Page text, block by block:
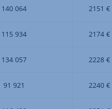
140 064 2151 €
115 934 2174 €
134 057 2228 €
91 921 2240 €